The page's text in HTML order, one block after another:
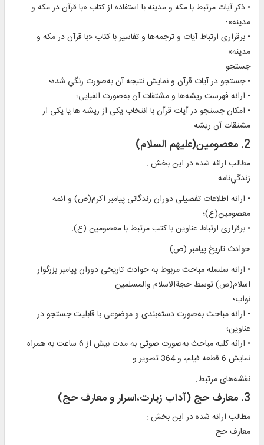
• ذکر آیات مرتبط با مکه و مدينه با استفاده از کتاب «با قرآن در مکه و
مدينه»؛
• برقراری ارتباط آيات و ترجمه‌ها و تفاسير با کتاب «با قرآن در مکه و
مدينه».
جستجو
• جستجو در آيات قرآن و نمايش نتيجه آن به‌صورت رنگي شده؛
• ارائه فهرست ریشه‌ها و مشتقات آن به‌صورت الفبایی؛
• امکان جستجو در آیات قرآن با انتخاب یکی از ریشه ها يا یکی از
مشتقات آن ریشه.
2. معصومين(عليهم السلام)
مطالب ارائه شده در اين بخش :
زندگي‌نامه
• ارائه اطلاعات تفصيلى دوران زندگانی پیامبر اکرم‏(ص)‏ و ائمه
معصومين(ع)؛
• برقراری ارتباط عناوين با کتب مرتبط با معصومین (ع).
حوادث تاريخ پيامبر (ص)
• ارائه سلسله مباحث مربوط به حوادث تاريخی دوران پيامبر بزرگوار
اسلام‏(ص) توسط حجةالاسلام والمسلمين
نواب؛
• ارائه مباحث به‌صورت دسته‌بندی و موضوعی با قابليت جستجو در
عناوين؛
• ارائه کليه مباحث به‌صورت صوتی به‌ مدت بيش از 6 ساعت به همراه
نمايش 6 قطعه فيلم، و 364 تصوير و
نقشه‌های مرتبط.
3. معارف حج (آداب زیارت،اسرار و معارف‏ حج)
مطالب ارائه شده در اين بخش :
معارف حج